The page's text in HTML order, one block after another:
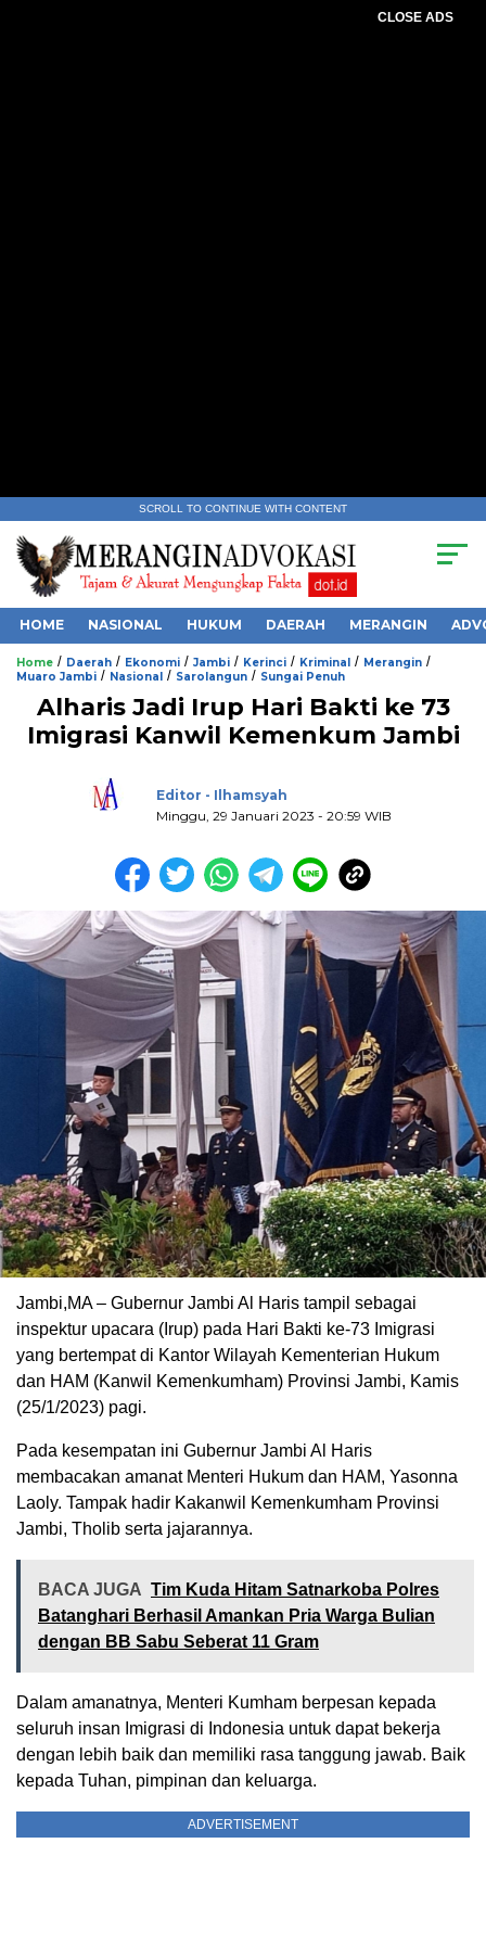
CLOSE ADS
SCROLL TO CONTINUE WITH CONTENT
HOME NASIONAL HUKUM DAERAH MERANGIN
Home / Daerah / Ekonomi / Jambi / Kerinci / Kriminal / Merangin /
Muaro Jambi / Nasional / Sarolangun / Sungai Penuh
Alharis Jadi Irup Hari Bakti ke 73
Imigrasi Kanwil Kemenkum Jambi
Editor - Ilhamsyah
Minggu, 29 Januari 2023 - 20:59 WIB
Jambi,MA – Gubernur Jambi Al Haris tampil sebagai
inspektur upacara (Irup) pada Hari Bakti ke-73 Imigrasi
yang bertempat di Kantor Wilayah Kementerian Hukum
dan HAM (Kanwil Kemenkumham) Provinsi Jambi, Kamis
(25/1/2023) pagi.
Pada kesempatan ini Gubernur Jambi Al Haris
membacakan amanat Menteri Hukum dan HAM, Yasonna
Laoly. Tampak hadir Kakanwil Kemenkumham Provinsi
Jambi, Tholib serta jajarannya.
BACA JUGA Tim Kuda Hitam Satnarkoba Polres
Batanghari Berhasil Amankan Pria Warga Bulian
dengan BB Sabu Seberat 11 Gram
Dalam amanatnya, Menteri Kumham berpesan kepada
seluruh insan Imigrasi di Indonesia untuk dapat bekerja
dengan lebih baik dan memiliki rasa tanggung jawab. Baik
kepada Tuhan, pimpinan dan keluarga.
ADVERTISEMENT